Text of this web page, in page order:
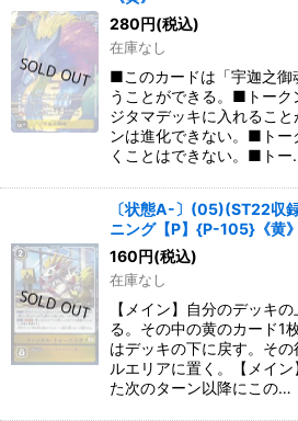
280円(税込)
在庫なし
■このカードは「宇迦之御
うことができる。■トーク
ジタマデッキに入れるこ
ンは進化できない。■トー
くことはできない。■ト
〔状態A-〕(05)(ST22収
ニング【P】{P-105}《黄》
160円(税込)
在庫なし
【メイン】自分のデッキ
る。その中の黄のカード1
はデッキの下に戻す。そ
ルエリアに置く。【メイ
た次のターン以降にこの…